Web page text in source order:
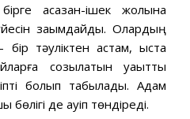
асқазан-ішек жолына
зақымдайды. Олардың
тәуліктен астам, қыста
созылатын уақытты
болып табылады. Адам
де қауіп төндіреді.